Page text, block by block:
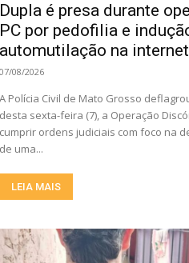
Dupla é presa durante
PC por pedofilia e
automutilação na internet
07/08/2026
A Polícia Civil de Mato Grosso
desta sexta-feira (7), a Operação
cumprir ordens judiciais com foco na
de uma...
LEIA MAIS